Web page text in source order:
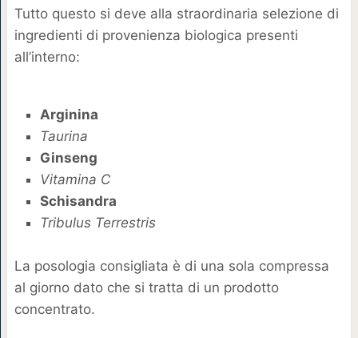
Tutto questo si deve alla straordinaria selezione di
ingredienti di provenienza biologica presenti
all’interno:
Arginina
Taurina
Ginseng
Vitamina C
Schisandra
Tribulus Terrestris
La posologia consigliata è di una sola compressa
al giorno dato che si tratta di un prodotto
concentrato.